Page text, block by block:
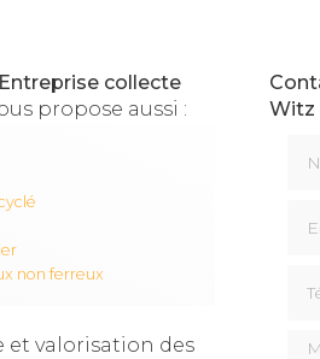
Entreprise collecte
propose aussi :
non ferreux
et valorisation des
Witz